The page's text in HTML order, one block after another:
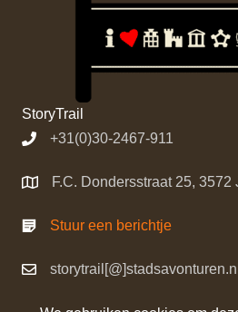
StoryTrail
+31(0)30-2467-911
F.C. Dondersstraat 25,
Stuur een berichtje
storytrail[@]stadsavonturen.nl